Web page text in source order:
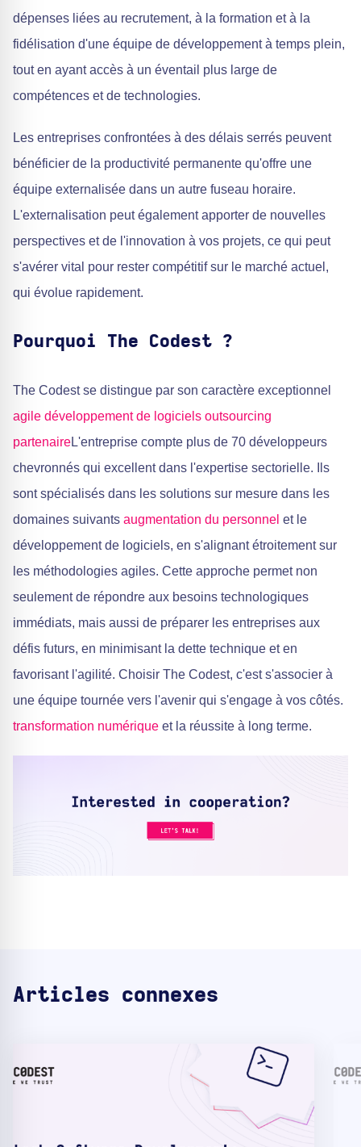
dépenses liées au recrutement, à la formation et à la
fidélisation d'une équipe de développement à temps plein,
tout en ayant accès à un éventail plus large de
compétences et de technologies.
Les entreprises confrontées à des délais serrés peuvent
bénéficier de la productivité permanente qu'offre une
équipe externalisée dans un autre fuseau horaire.
L'externalisation peut également apporter de nouvelles
perspectives et de l'innovation à vos projets, ce qui peut
s'avérer vital pour rester compétitif sur le marché actuel,
qui évolue rapidement.
Pourquoi The Codest ?
The Codest se distingue par son caractère exceptionnel
agile développement de logiciels outsourcing
partenaireL'entreprise compte plus de 70 développeurs
chevronnés qui excellent dans l'expertise sectorielle. Ils
sont spécialisés dans les solutions sur mesure dans les
domaines suivants augmentation du personnel et le
développement de logiciels, en s'alignant étroitement sur
les méthodologies agiles. Cette approche permet non
seulement de répondre aux besoins technologiques
immédiats, mais aussi de préparer les entreprises aux
défis futurs, en minimisant la dette technique et en
favorisant l'agilité. Choisir The Codest, c'est s'associer à
une équipe tournée vers l'avenir qui s'engage à vos côtés.
transformation numérique et la réussite à long terme.
Articles connexes